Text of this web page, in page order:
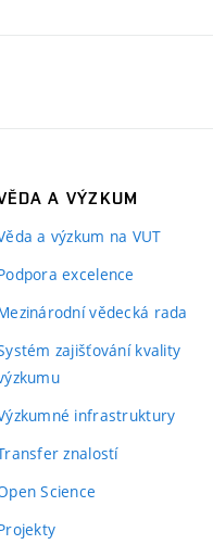
A VÝZKUM
a výzkum na VUT
excelence
vědecká rada
zajišťování kvality
infrastruktury
znalostí
Science